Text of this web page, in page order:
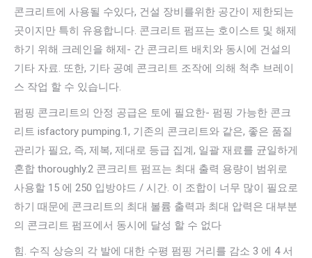
콘크리트에 사용될 수있다, 건설 장비를위한 공간이 제한되는
곳이지만 특히 유용합니다. 콘크리트 펌프는 호이스트 및 해제
하기 위해 크레인을 해제- 간 콘크리트 배치와 동시에 건설의
기타 자료. 또한, 기타 공예 콘크리트 조작에 의해 척추 브레이
스 작업 할 수 있습니다.
펌핑 콘크리트의 안정 공급은 토에 필요한- 펌핑 가능한 콘크
리트 isfactory pumping.1, 기존의 콘크리트와 같은, 좋은 품질
관리가 필요, 즉, 제복, 제대로 등급 집계, 일괄 재료를 균일하게
혼합 thoroughly.2 콘크리트 펌프는 최대 출력 용량이 범위로
사용할 15 에 250 입방야드 / 시간. 이 조합이 너무 많이 필요로
하기 때문에 콘크리트의 최대 볼륨 출력과 최대 압력은 대부분
의 콘크리트 펌프에서 동시에 달성 할 수 없다
힘. 수직 상승의 각 발에 대한 수평 펌핑 거리를 감소 3 에 4 서